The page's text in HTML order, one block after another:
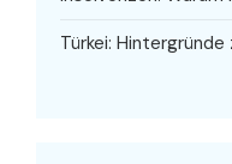
Türkei: